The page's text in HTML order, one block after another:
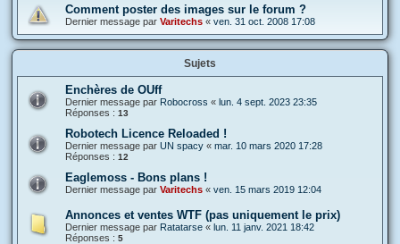
Comment poster des images sur le forum ?
Dernier message par Varitechs « ven. 31 oct. 2008 17:08
Sujets
Enchères de OUff
Dernier message par Robocross « lun. 4 sept. 2023 23:35
Réponses : 13
Robotech Licence Reloaded !
Dernier message par UN spacy « mar. 10 mars 2020 17:28
Réponses : 12
Eaglemoss - Bons plans !
Dernier message par Varitechs « ven. 15 mars 2019 12:04
Annonces et ventes WTF (pas uniquement le prix)
Dernier message par Ratatarse « lun. 11 janv. 2021 18:42
Réponses : 5